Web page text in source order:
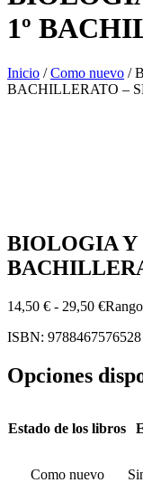
1º
Inicio /Como nuevo /
BACHILLERATO –
BIOLOGIA Y
14,50 € - 29,50 €
ISBN: 9788467576528
Opciones
Estado de los libros
Como nuevo